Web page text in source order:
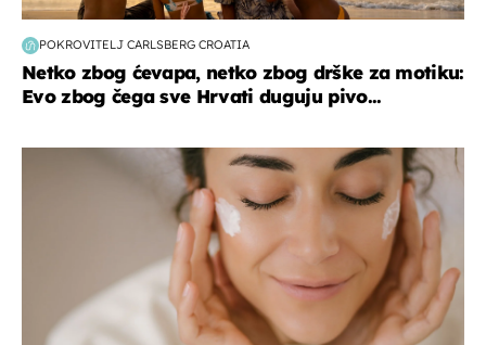
POKROVITELJ CARLSBERG CROATIA
Netko zbog ćevapa, netko zbog drške za motiku:
Evo zbog čega sve Hrvati duguju pivo...
moda & ljepota